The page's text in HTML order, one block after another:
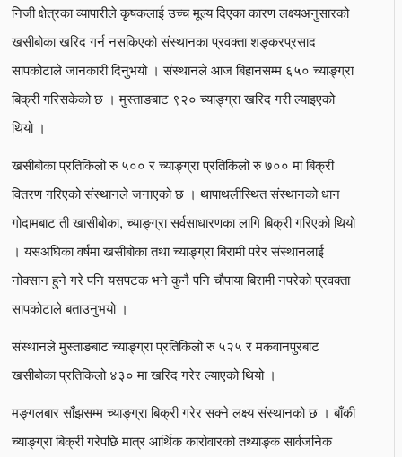
निजी क्षेत्रका व्यापारीले कृषकलाई उच्च मूल्य दिएका कारण लक्ष्यअनुसारको
खसीबोका खरिद गर्न नसकिएको संस्थानका प्रवक्ता शङ्करप्रसाद
सापकोटाले जानकारी दिनुभयो । संस्थानले आज बिहानसम्म ६५० च्याङ्ग्रा
बिक्री गरिसकेको छ । मुस्ताङबाट ९२० च्याङ्ग्रा खरिद गरी ल्याइएको
थियो ।
खसीबोका प्रतिकिलो रु ५०० र च्याङ्ग्रा प्रतिकिलो रु ७०० मा बिक्री
वितरण गरिएको संस्थानले जनाएको छ । थापाथलीस्थित संस्थानको धान
गोदामबाट ती खासीबोका, च्याङ्ग्रा सर्वसाधारणका लागि बिक्री गरिएको थियो
। यसअघिका वर्षमा खसीबोका तथा च्याङ्ग्रा बिरामी परेर संस्थानलाई
नोक्सान हुने गरे पनि यसपटक भने कुनै पनि चौपाया बिरामी नपरेको प्रवक्ता
सापकोटाले बताउनुभयो ।
संस्थानले मुस्ताङबाट च्याङ्ग्रा प्रतिकिलो रु ५२५ र मकवानपुरबाट
खसीबोका प्रतिकिलो ४३० मा खरिद गरेर ल्याएको थियो ।
मङ्गलबार साँझसम्म च्याङ्ग्रा बिक्री गरेर सक्ने लक्ष्य संस्थानको छ । बाँकी
च्याङ्ग्रा बिक्री गरेपछि मात्र आर्थिक कारोवारको तथ्याङ्क सार्वजनिक